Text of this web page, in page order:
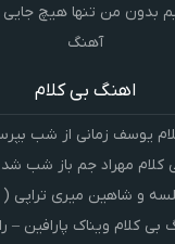
بدون من تنها هیچ
آهنگ
اهنگ بی کلام
یوسف زمانی از شب
کلام مهراد جم باز شب شد
و شاهین میری تراپی (
بی کلام ویناک پارافین –